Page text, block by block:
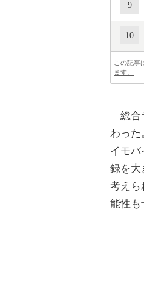
9
10
この記事
ます。
総合
わった
イモバ
録を大
考えら
能性も